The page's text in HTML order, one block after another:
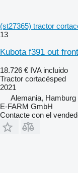
(st27365) tractor
13
Kubota f391 out
18.726 € IVA incluido
Tractor cortacésped
2021
Alemania, Hamburg
E-FARM GmbH
Contacte con el